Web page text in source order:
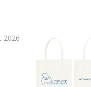
2026